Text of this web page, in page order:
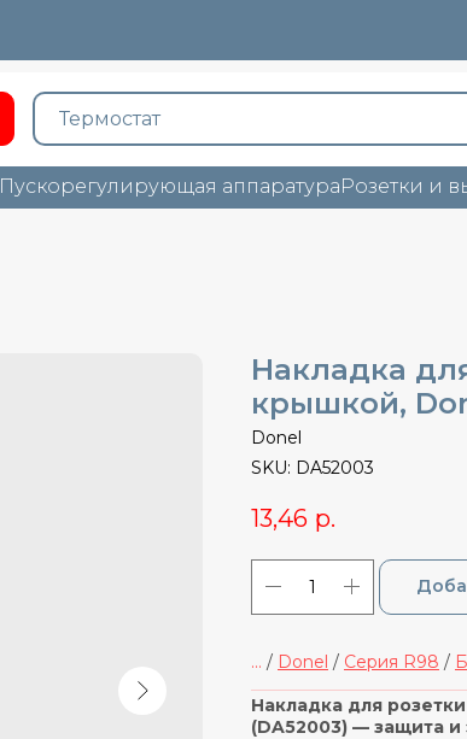
Пускорегулирующая аппаратураРозетки и
Накладка
крышкой,
Donel
SKU: DA52003
13,46 р.
... / Donel / Cерия R98 /
Накладка для
(DA52003) — защита